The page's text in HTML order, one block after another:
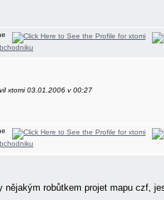
xtomi 03.01.2006 v 00:27
nějakým robůtkem projet mapu czf,